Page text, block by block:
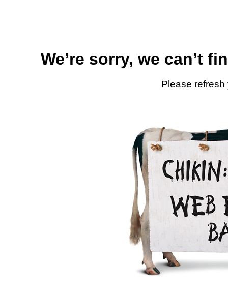
We’re sorry, we can’t
Please refresh